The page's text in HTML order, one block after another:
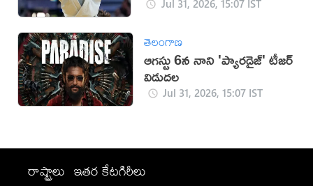
Jul 31, 2026, 15:07 IST
తెలంగాణ
ఆగస్టు 6న నాని 'ప్యారడైజ్' టీజర్
విడుదల
Jul 31, 2026, 15:07 IST
రాష్ట్రాలు ఇతర కేటగిరీలు